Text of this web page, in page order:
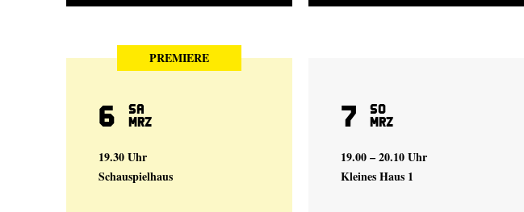
PREMIERE
6 Sa
Mrz
19.30 Uhr
Schauspielhaus
7 So
Mrz
19.00 – 20.10 Uhr
Kleines Haus 1